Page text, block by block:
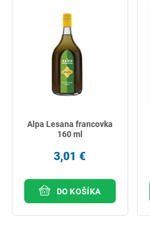
Alpa Lesana francovka
160 ml
3,01 €
DO KOŠÍKA